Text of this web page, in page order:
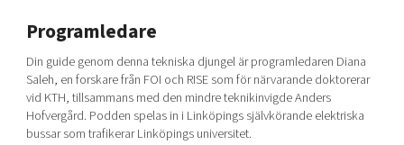
Programledare
Din guide genom denna tekniska djungel är programledaren Diana
Saleh, en forskare från FOI och RISE som för närvarande doktorerar
vid KTH, tillsammans med den mindre teknikinvigde Anders
Hofvergård. Podden spelas in i Linköpings självkörande elektriska
bussar som trafikerar Linköpings universitet.